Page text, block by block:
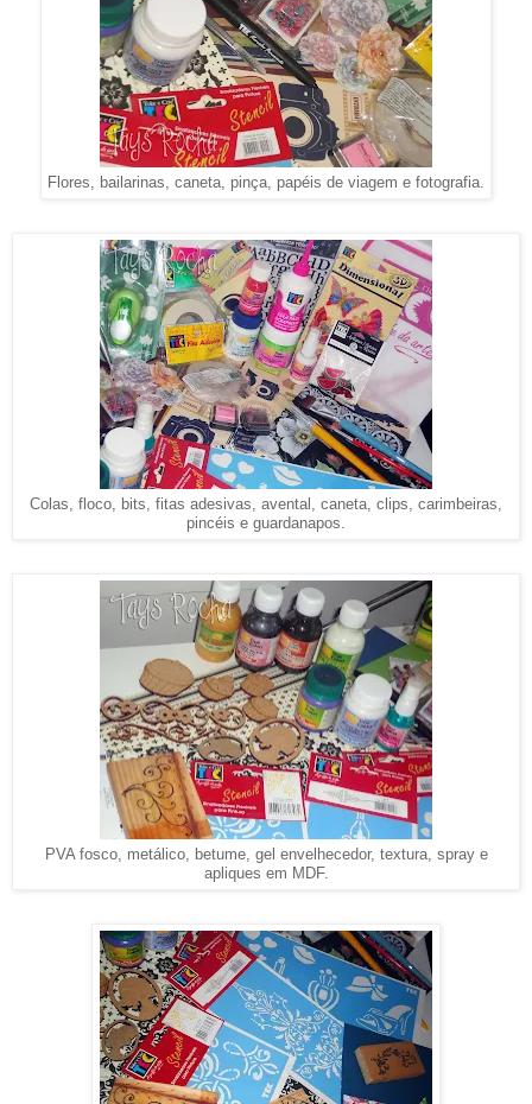
Flores, bailarinas, caneta, pinça, papéis de viagem e fotografia.
Colas, floco, bits, fitas adesivas, avental, caneta, clips, carimbeiras,
pincéis e guardanapos.
PVA fosco, metálico, betume, gel envelhecedor, textura, spray e
apliques em MDF.